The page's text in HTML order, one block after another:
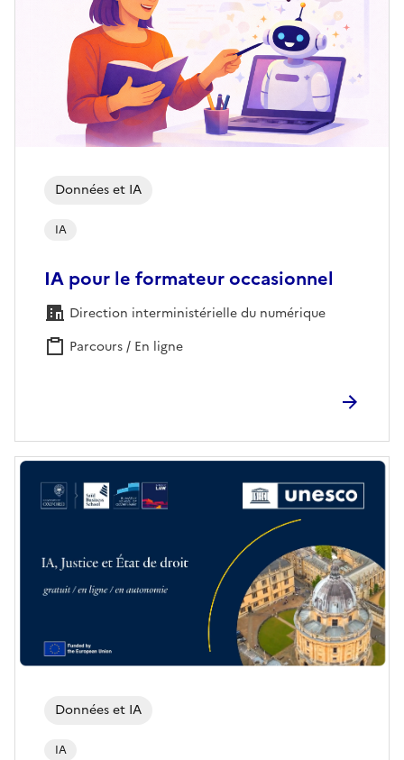
Données et IA
IA
IA pour le formateur occasionnel
Direction interministérielle du numérique
Parcours / En ligne
Données et IA
IA